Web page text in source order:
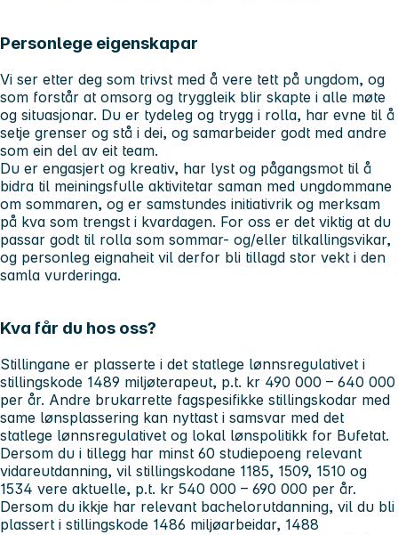
Personlege eigenskapar
Vi ser etter deg som trivst med å vere tett på ungdom, og
som forstår at omsorg og tryggleik blir skapte i alle møte
og situasjonar. Du er tydeleg og trygg i rolla, har evne til å
setje grenser og stå i dei, og samarbeider godt med andre
som ein del av eit team.
Du er engasjert og kreativ, har lyst og pågangsmot til å
bidra til meiningsfulle aktivitetar saman med ungdommane
om sommaren, og er samstundes initiativrik og merksam
på kva som trengst i kvardagen. For oss er det viktig at du
passar godt til rolla som sommar- og/eller tilkallingsvikar,
og personleg eignaheit vil derfor bli tillagd stor vekt i den
samla vurderinga.
Kva får du hos oss?
Stillingane er plasserte i det statlege lønnsregulativet i
stillingskode 1489 miljøterapeut, p.t. kr 490 000 – 640 000
per år. Andre brukarrette fagspesifikke stillingskodar med
same lønsplassering kan nyttast i samsvar med det
statlege lønnsregulativet og lokal lønspolitikk for Bufetat.
Dersom du i tillegg har minst 60 studiepoeng relevant
vidareutdanning, vil stillingskodane 1185, 1509, 1510 og
1534 vere aktuelle, p.t. kr 540 000 – 690 000 per år.
Dersom du ikkje har relevant bachelorutdanning, vil du bli
plassert i stillingskode 1486 miljøarbeidar, 1488